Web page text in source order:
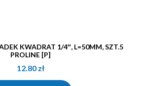
PROLINE [P]
12.80 zł